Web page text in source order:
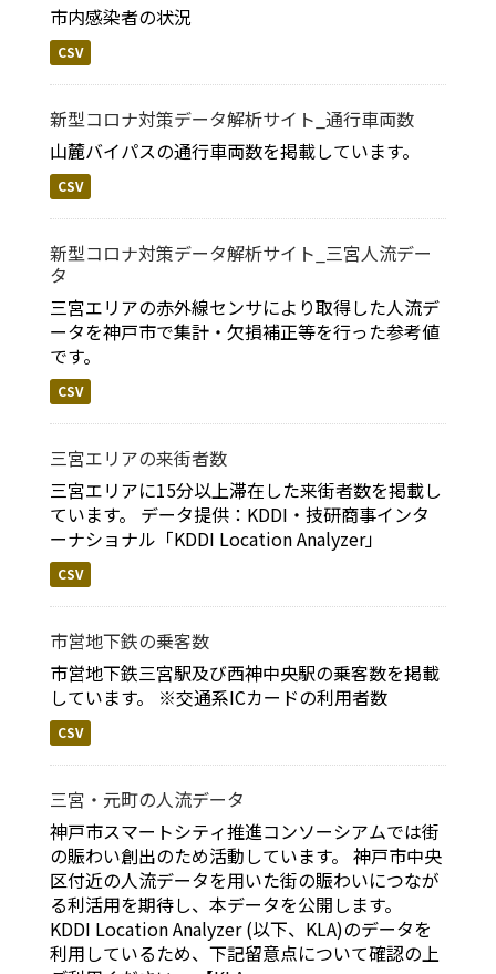
市内感染者の状況
CSV
新型コロナ対策データ解析サイト_通行車両数
山麓バイパスの通行車両数を掲載しています。
CSV
新型コロナ対策データ解析サイト_三宮人流デー
タ
三宮エリアの赤外線センサにより取得した人流デ
ータを神戸市で集計・欠損補正等を行った参考値
です。
CSV
三宮エリアの来街者数
三宮エリアに15分以上滞在した来街者数を掲載し
ています。 データ提供：KDDI・技研商事インタ
ーナショナル「KDDI Location Analyzer」
CSV
市営地下鉄の乗客数
市営地下鉄三宮駅及び西神中央駅の乗客数を掲載
しています。 ※交通系ICカードの利用者数
CSV
三宮・元町の人流データ
神戸市スマートシティ推進コンソーシアムでは街
の賑わい創出のため活動しています。 神戸市中央
区付近の人流データを用いた街の賑わいにつなが
る利活用を期待し、本データを公開します。
KDDI Location Analyzer (以下、KLA)のデータを
利用しているため、下記留意点について確認の上